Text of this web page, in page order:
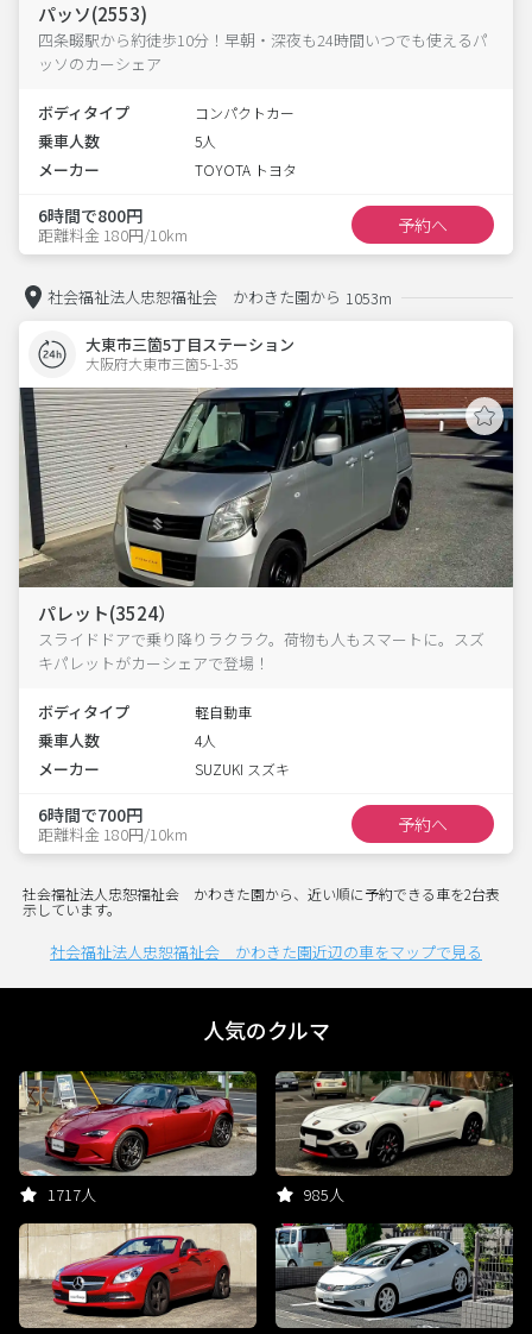
パッソ(2553)
四条畷駅から約徒歩10分！早朝・深夜も24時間いつでも使えるパ
ッソのカーシェア
ボディタイプ コンパクトカー
乗車人数 5人
メーカー TOYOTA トヨタ
6時間で800円
距離料金 180円/10km 予約へ
社会福祉法人忠恕福祉会 かわきた園から 1053m
大東市三箇5丁目ステーション
大阪府大東市三箇5-1-35
パレット(3524）
スライドドアで乗り降りラクラク。荷物も人もスマートに。スズ
キパレットがカーシェアで登場！
ボディタイプ 軽自動車
乗車人数 4人
メーカー SUZUKI スズキ
6時間で700円
距離料金 180円/10km 予約へ
社会福祉法人忠恕福祉会 かわきた園から、近い順に予約できる車を2台表
示しています。
社会福祉法人忠恕福祉会 かわきた園近辺の車をマップで見る
人気のクルマ
1717人 985人